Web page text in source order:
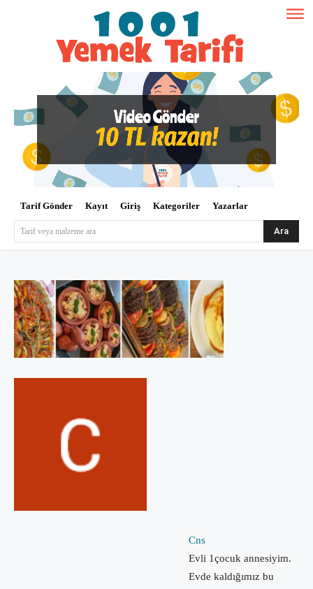
Tarif Gönder Kayıt Giriş Kategoriler Yazarlar
Tarif veya malzeme ara Ara
Cns
Evli 1çocuk annesiyim.
Evde kaldığımız bu